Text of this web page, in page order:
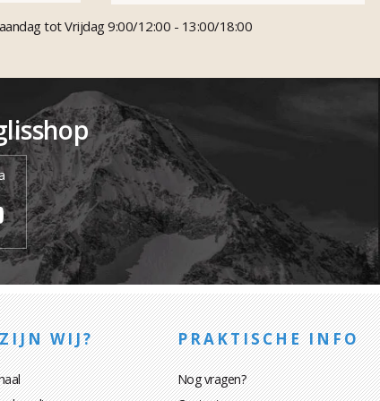
tot Vrijdag 9:00/12:00 - 13:00/18:00
WIJ? PRAKTISCHE INFO
Nog vragen?